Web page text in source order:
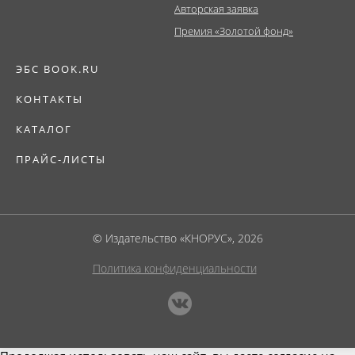
Авторская заявка
Премия «Золотой фонд»
ЭБС BOOK.RU
КОНТАКТЫ
КАТАЛОГ
ПРАЙС-ЛИСТЫ
© Издательство «КНОРУС», 2026
Политика конфиденциальности